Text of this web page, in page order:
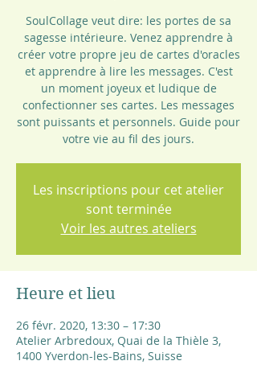
SoulCollage veut dire: les portes de sa
sagesse intérieure. Venez apprendre à
créer votre propre jeu de cartes d'oracles
et apprendre à lire les messages. C'est
un moment joyeux et ludique de
confectionner ses cartes. Les messages
sont puissants et personnels. Guide pour
votre vie au fil des jours.
Les inscriptions pour cet atelier
sont terminée
Voir les autres ateliers
Heure et lieu
26 févr. 2020, 13:30 – 17:30
Atelier Arbredoux, Quai de la Thièle 3,
1400 Yverdon-les-Bains, Suisse